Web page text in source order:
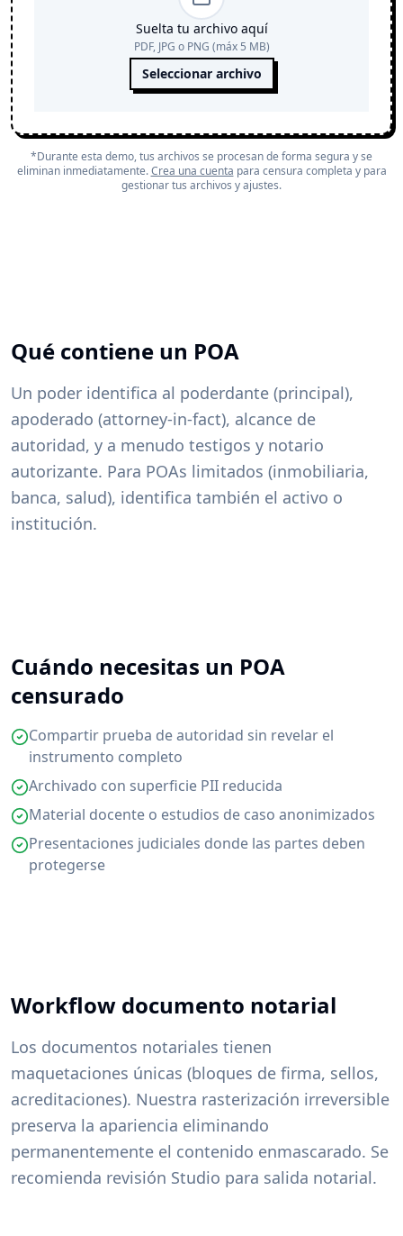
Suelta tu archivo aquí
PDF, JPG o PNG (máx 5 MB)
Seleccionar archivo
*Durante esta demo, tus archivos se procesan de forma segura y se
eliminan inmediatamente. Crea una cuenta para censura completa y para
gestionar tus archivos y ajustes.
Qué contiene un POA
Un poder identifica al poderdante (principal),
apoderado (attorney-in-fact), alcance de
autoridad, y a menudo testigos y notario
autorizante. Para POAs limitados (inmobiliaria,
banca, salud), identifica también el activo o
institución.
Cuándo necesitas un POA
censurado
Compartir prueba de autoridad sin revelar el
instrumento completo
Archivado con superficie PII reducida
Material docente o estudios de caso anonimizados
Presentaciones judiciales donde las partes deben
protegerse
Workflow documento notarial
Los documentos notariales tienen
maquetaciones únicas (bloques de firma, sellos,
acreditaciones). Nuestra rasterización irreversible
preserva la apariencia eliminando
permanentemente el contenido enmascarado. Se
recomienda revisión Studio para salida notarial.